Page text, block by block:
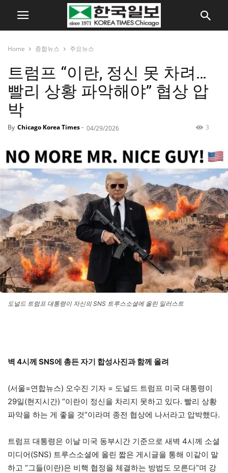
Home 종합뉴스 주요뉴스
트럼프 “이란, 정신 못 차려…
빨리 상황 파악해야” 협상 압
박
By Chicago Korea Times- 04/29/2026 3
도널드 트럼프 대통령이 자신의 SNS 트루스소셜에 올린 일러스트
벽 4시께 SNS에 총든 자기 합성사진과 함께 올려
(서울=연합뉴스) 오수진 기자 = 도널드 트럼프 미국 대통령이
29일(현지시간) “이란이 정신을 차리지 못하고 있다. 빨리 상황
파악을 하는 게 좋을 것”이라며 종전 협상에 나서라고 압박했다.
트럼프 대통령은 이날 미국 동부시간 기준으로 새벽 4시께 소셜
미디어(SNS) 트루스소셜에 올린 짧은 게시글을 통해 이같이 말
하고 “그들(이란)은 비핵 협정을 체결하는 방법도 모른다”며 강